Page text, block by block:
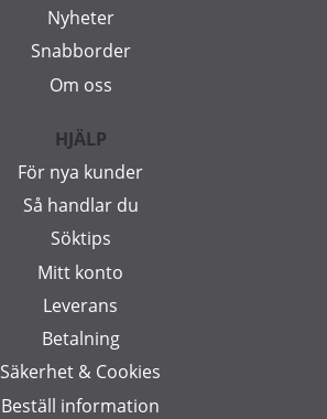
Nyheter
Snabborder
Om oss
HJÄLP
För nya kunder
Så handlar du
Söktips
Mitt konto
Leverans
Betalning
Säkerhet & Cookies
Beställ information